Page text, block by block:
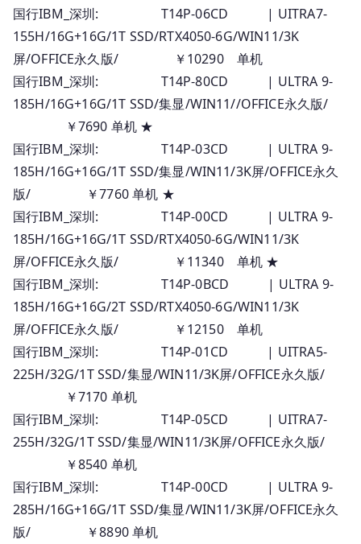
国行IBM_深圳: T14P-06CD | UITRA7-
155H/16G+16G/1T SSD/RTX4050-6G/WIN11/3K
屏/OFFICE永久版/ ￥10290 单机
国行IBM_深圳: T14P-80CD | ULTRA 9-
185H/16G+16G/1T SSD/集显/WIN11//OFFICE永久版/
￥7690 单机 ★
国行IBM_深圳: T14P-03CD | ULTRA 9-
185H/16G+16G/1T SSD/集显/WIN11/3K屏/OFFICE永久
版/ ￥7760 单机 ★
国行IBM_深圳: T14P-00CD | ULTRA 9-
185H/16G+16G/1T SSD/RTX4050-6G/WIN11/3K
屏/OFFICE永久版/ ￥11340 单机 ★
国行IBM_深圳: T14P-0BCD | ULTRA 9-
185H/16G+16G/2T SSD/RTX4050-6G/WIN11/3K
屏/OFFICE永久版/ ￥12150 单机
国行IBM_深圳: T14P-01CD | UITRA5-
225H/32G/1T SSD/集显/WIN11/3K屏/OFFICE永久版/
￥7170 单机
国行IBM_深圳: T14P-05CD | UITRA7-
255H/32G/1T SSD/集显/WIN11/3K屏/OFFICE永久版/
￥8540 单机
国行IBM_深圳: T14P-00CD | ULTRA 9-
285H/16G+16G/1T SSD/集显/WIN11/3K屏/OFFICE永久
版/ ￥8890 单机